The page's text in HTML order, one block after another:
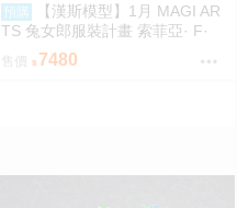
預購
【漢斯模型】1月 MAGI AR
TS 兔女郎服裝計畫 索菲亞· F·
希琳 機甲修女 亮色特別版 高峰N
adare
7480